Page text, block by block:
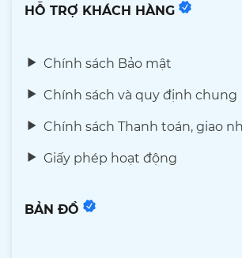
HỖ TRỢ KHÁCH HÀNG
Chính sách Bảo mật
Chính sách và quy định chung
Chính sách Thanh toán, giao
Giấy phép hoạt động
BẢN ĐỒ